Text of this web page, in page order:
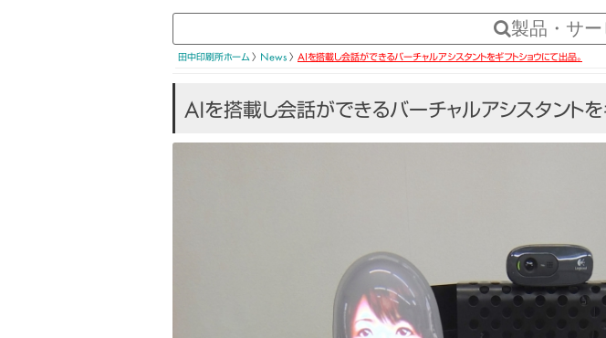
3DホログラフィックLEDファン
3Dホログラムシリンダー
バーチャルマネキン Vtuberバージョ
映像制作・3DCG制作
キャラクター・アバター制作・キャラク
集客できるフォトスポット制作
CM制作
印刷物全般
4つのタイプのARサンプル
アプリ不要のAR×スタンプ
田中印刷所ホーム〉 News 〉 AIを搭載し会話ができるバーチャルアシスタントをギフトショウにて出品。
AIを搭載し会話ができるバーチャルアシスタントを